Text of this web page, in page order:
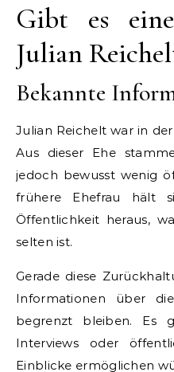
Gibt es
Julian
Bekannte
Julian Reichelt war in
Aus dieser Ehe
jedoch bewusst wenig
frühere Ehefrau hält
Öffentlichkeit heraus,
selten ist.
Gerade diese
Informationen über
begrenzt bleiben. Es
Interviews oder
Einblicke ermöglichen